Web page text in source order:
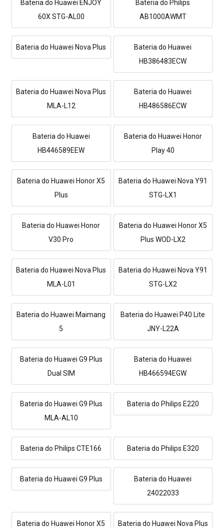
Bateria do Huawei ENJOY
60X STG-AL00
Bateria do Philips
AB1000AWMT
Bateria do Huawei Nova Plus
Bateria do Huawei
HB386483ECW
Bateria do Huawei Nova Plus
MLA-L12
Bateria do Huawei
HB486586ECW
Bateria do Huawei
HB446589EEW
Bateria do Huawei Honor
Play 40
Bateria do Huawei Honor X5
Plus
Bateria do Huawei Nova Y91
STG-LX1
Bateria do Huawei Honor
V30 Pro
Bateria do Huawei Honor X5
Plus WOD-LX2
Bateria do Huawei Nova Plus
MLA-L01
Bateria do Huawei Nova Y91
STG-LX2
Bateria do Huawei Maimang
5
Bateria do Huawei P40 Lite
JNY-L22A
Bateria do Huawei G9 Plus
Dual SIM
Bateria do Huawei
HB466594EGW
Bateria do Huawei G9 Plus
MLA-AL10
Bateria do Philips E220
Bateria do Philips CTE166 Bateria do Philips E320
Bateria do Huawei G9 Plus
Bateria do Huawei
24022033
Bateria do Huawei Honor X5
Bateria do Huawei Nova Plus